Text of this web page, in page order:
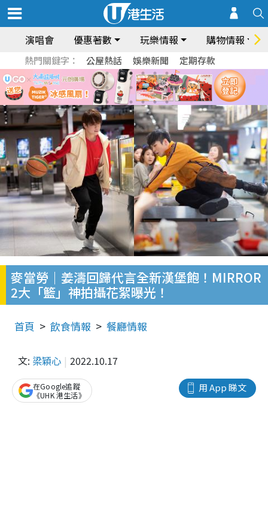
演唱會 優惠著數 玩樂情報 購物情報
熱門關鍵字： 公屋熱話 娛樂新聞 定期存款
麥當勞｜姜濤回歸代言全新漢堡飽！MIRROR
2大「籃」神拍攝花絮曝光！
首頁 飲食情報 餐廳情報
文: 梁穎心 2022.10.17
用 App 睇文
在Google追蹤
《UHK 港生活》